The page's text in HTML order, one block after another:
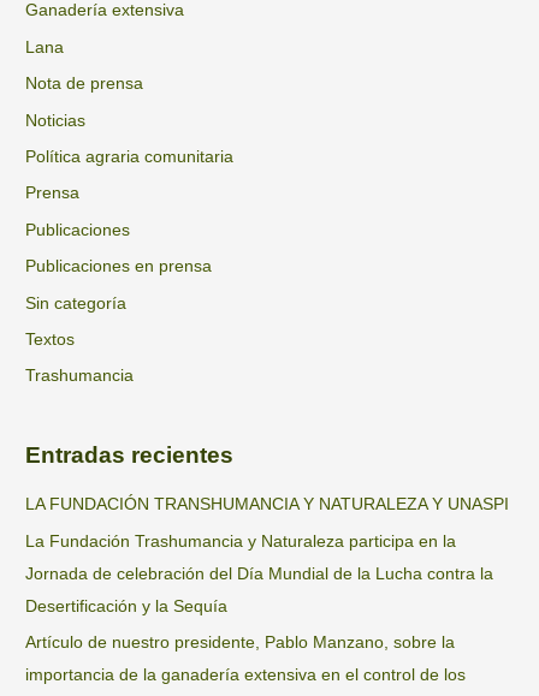
Ganadería extensiva
Lana
Nota de prensa
Noticias
Política agraria comunitaria
Prensa
Publicaciones
Publicaciones en prensa
Sin categoría
Textos
Trashumancia
Entradas recientes
LA FUNDACIÓN TRANSHUMANCIA Y NATURALEZA Y UNASPI
La Fundación Trashumancia y Naturaleza participa en la
Jornada de celebración del Día Mundial de la Lucha contra la
Desertificación y la Sequía
Artículo de nuestro presidente, Pablo Manzano, sobre la
importancia de la ganadería extensiva en el control de los